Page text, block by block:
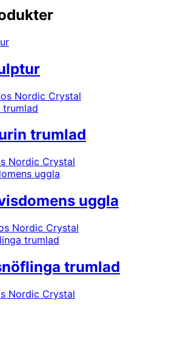
Nordic Crystal
trumlad
Nordic Crystal
uggla
Nordic Crystal
trumlad
Nordic Crystal